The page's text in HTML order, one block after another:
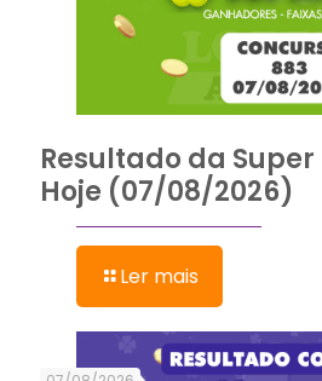
Resultado da Super
Hoje (07/08/2026)
Ler mais